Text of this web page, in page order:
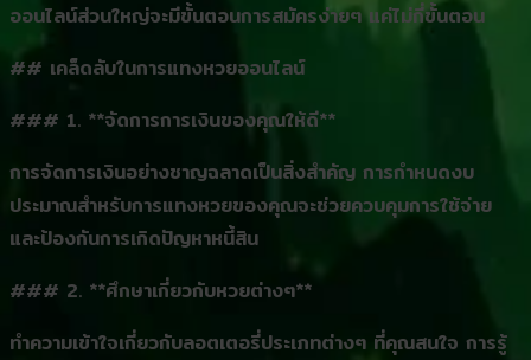
ออนไลน์ส่วนใหญ่จะมีขั้นตอนการสมัครง่ายๆ แค่ไม่กี่ขั้นตอน
## เคล็ดลับในการแทงหวยออนไลน์
### 1. **จัดการการเงินของคุณให้ดี**
การจัดการเงินอย่างชาญฉลาดเป็นสิ่งสำคัญ การกำหนดงบ
ประมาณสำหรับการแทงหวยของคุณจะช่วยควบคุมการใช้จ่าย
และป้องกันการเกิดปัญหาหนี้สิน
### 2. **ศึกษาเกี่ยวกับหวยต่างๆ**
ทำความเข้าใจเกี่ยวกับลอตเตอรี่ประเภทต่างๆ ที่คุณสนใจ การรู้